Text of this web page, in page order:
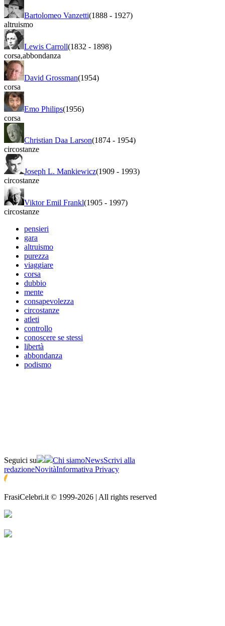
Bartolomeo Vanzetti(1888 - 1927)
altruismo
Lewis Carroll(1832 - 1898)
corsa,abbondanza
David Grossman(1954)
corsa
Emo Philips(1956)
corsa
Christian Daa Larson(1874 - 1954)
circostanze
Joseph L. Mankiewicz(1909 - 1993)
circostanze
Viktor Emil Frankl(1905 - 1997)
circostanze
pensieri
gara
altruismo
purezza
viaggiare
corsa
dubbio
mente
consapevolezza
circostanze
atleti
controllo
conoscere se stessi
libertà
abbondanza
podismo
Seguici su Chi siamoNewsScrivi alla
redazioneNovitàInformativa Privacy
FrasiCelebri.it © 1999-2026 | All rights reserved